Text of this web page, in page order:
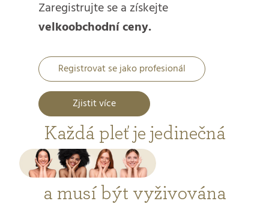
Zaregistrujte se a získejte
velkoobchodní ceny.
Registrovat se jako profesionál
Zjistit více
Každá pleť je jedinečná
a musí být vyživována